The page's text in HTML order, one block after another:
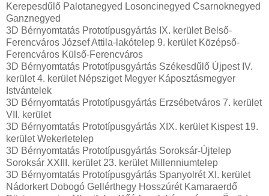
Kerepesdűlő Palotanegyed Losoncinegyed Csarnoknegyed
Ganznegyed
3D Bérnyomtatás Prototípusgyártás IX. kerület Belső-
Ferencváros József Attila-lakótelep 9. kerület Középső-
Ferencváros Külső-Ferencváros
3D Bérnyomtatás Prototípusgyártás Székesdűlő Újpest IV.
kerület 4. kerület Népsziget Megyer Káposztásmegyer
Istvántelek
3D Bérnyomtatás Prototípusgyártás Erzsébetváros 7. kerület
VII. kerület
3D Bérnyomtatás Prototípusgyártás XIX. kerület Kispest 19.
kerület Wekerletelep
3D Bérnyomtatás Prototípusgyártás Soroksár-Újtelep
Soroksár XXIII. kerület 23. kerület Millenniumtelep
3D Bérnyomtatás Prototípusgyártás Spanyolrét XI. kerület
Nádorkert Dobogó Gellérthegy Hosszúrét Kamaraerdő